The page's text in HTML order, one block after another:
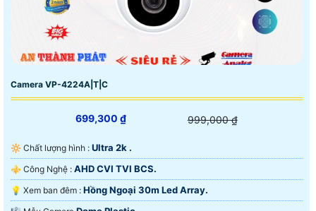
Camera VP-4224A|T|C
699,300 ₫ 999,000 ₫
🔆 Chất lượng hình : Ultra 2k .
⚜️ Công Nghệ : AHD CVI TVI BCS.
💡 Xem ban đêm : Hồng Ngoại 30m Led Array.